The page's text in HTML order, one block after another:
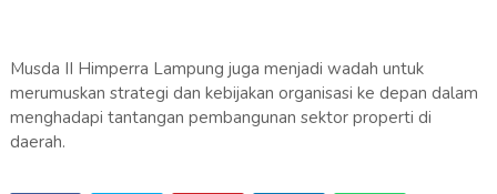
Musda II Himperra Lampung juga menjadi wadah untuk
merumuskan strategi dan kebijakan organisasi ke depan dalam
menghadapi tantangan pembangunan sektor properti di
daerah.